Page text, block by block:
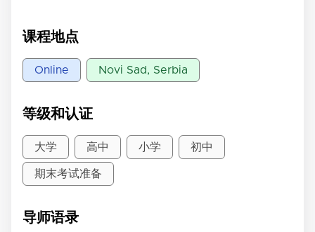
课程地点
Online Novi Sad, Serbia
等级和认证
大学 高中 小学 初中
期末考试准备
导师语录